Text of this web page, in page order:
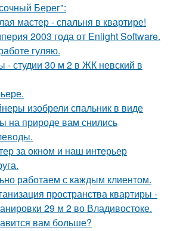
Берег":
мастер - спальня в квартире!
2003 года от Enlight Software.
гуляю.
- студии 30 м 2 в ЖК невский в
изобрели спальник в виде
на природе вам снились
за окном и наш интерьер
работаем с каждым клиентом.
пространства квартиры -
29 м 2 во Владивостоке.
вам больше?